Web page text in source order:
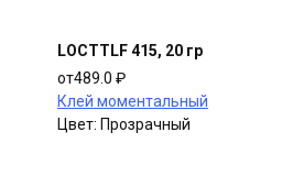
вариаций.
можно
выбрать
LOCTTLF 415, 20 гр
от489.0 ₽
Клей моментальный
Цвет: Прозрачный